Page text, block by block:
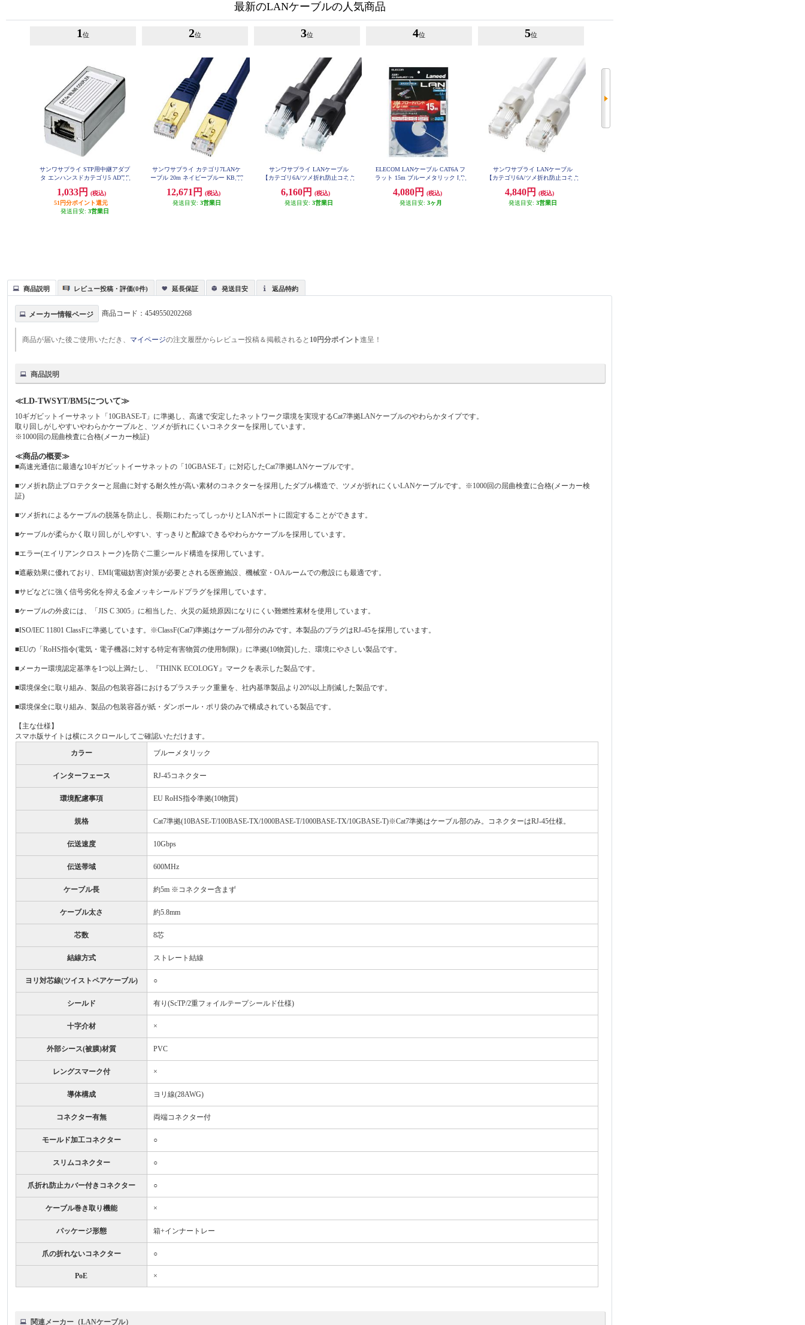
最新のLANケーブルの人気商品
1 位
サンワサプライ STP用中継アダプ
タ エンハンスドカテゴリ5 ADT-E
1,033円
(税込)
51円分ポイント還元
発送目安: 3営業日
2位
サンワサプライ カテゴリ7LANケ
ーブル 20m ネイビーブルー KB-T7
12,671円
(税込)
発送目安: 3営業日
3位
サンワサプライ LANケーブル
【カテゴリ6A/ツメ折れ防止コネク
KB-T6ATS-20BK
6,160円
(税込)
発送目安: 3営業日
4位
ELECOM LANケーブル CAT6A フ
ラット 15m ブルーメタリック LD-
4,080円
(税込)
発送目安: 3ヶ月
5位
サンワサプライ LANケーブル
【カテゴリ6A/ツメ折れ防止コネク
KB-T6ATS-15W
4,840円
(税込)
発送目安: 3営業日
商品説明 レビュー投稿・評価(0件) 延長保証 発送目安 返品特約
メーカー情報ページ 商品コード：4549550202268
商品が届いた後ご使用いただき、 マイページの注文履歴からレビュー投稿＆掲載されると 10円分ポイント進呈！
商品説明
≪LD-TWSYT/BM5について≫
10ギガビットイーサネット「10GBASE-T」に準拠し、高速で安定したネットワーク環境を実現するCat7準拠LANケーブルのやわらかタイプです。
取り回しがしやすいやわらかケーブルと、ツメが折れにくいコネクターを採用しています。
※1000回の屈曲検査に合格(メーカー検証)
≪商品の概要≫
■高速光通信に最適な10ギガビットイーサネットの「10GBASE-T」に対応したCat7準拠LANケーブルです。
■ツメ折れ防止プロテクターと屈曲に対する耐久性が高い素材のコネクターを採用したダブル構造で、ツメが折れにくいLANケーブルです。※1000回の屈曲検査に合格(メーカー検
証)
■ツメ折れによるケーブルの脱落を防止し、長期にわたってしっかりとLANポートに固定することができます。
■ケーブルが柔らかく取り回しがしやすい、すっきりと配線できるやわらかケーブルを採用しています。
■エラー(エイリアンクロストーク)を防ぐ二重シールド構造を採用しています。
■遮蔽効果に優れており、EMI(電磁妨害)対策が必要とされる医療施設、機械室・OAルームでの敷設にも最適です。
■サビなどに強く信号劣化を抑える金メッキシールドプラグを採用しています。
■ケーブルの外皮には、「JIS C 3005」に相当した、火災の延焼原因になりにくい難燃性素材を使用しています。
■ISO/IEC 11801 ClassFに準拠しています。※ClassF(Cat7)準拠はケーブル部分のみです。本製品のプラグはRJ-45を採用しています。
■EUの「RoHS指令(電気・電子機器に対する特定有害物質の使用制限)」に準拠(10物質)した、環境にやさしい製品です。
■メーカー環境認定基準を1つ以上満たし、『THINK ECOLOGY』マークを表示した製品です。
■環境保全に取り組み、製品の包装容器におけるプラスチック重量を、社内基準製品より20%以上削減した製品です。
■環境保全に取り組み、製品の包装容器が紙・ダンボール・ポリ袋のみで構成されている製品です。
【主な仕様】
スマホ版サイトは横にスクロールしてご確認いただけます。
カラー
ブルーメタリック
インターフェース RJ-45コネクター
環境配慮事項 EU RoHS指令準拠(10物質)
規格 Cat7準拠(10BASE-T/100BASE-TX/1000BASE-T/1000BASE-TX/10GBASE-T)※Cat7準拠はケーブル部のみ。コネクターはRJ-45仕様。
伝送速度 10Gbps
伝送帯域 600MHz
ケーブル長 約5m ※コネクター含まず
ケーブル太さ 約5.8mm
芯数 8芯
結線方式 ストレート結線
ヨリ対芯線(ツイストペアケーブル) ○
シールド 有り(ScTP/2重フォイルテープシールド仕様)
十字介材 ×
外部シース(被膜)材質 PVC
レングスマーク付 ×
導体構成 ヨリ線(28AWG)
コネクター有無 両端コネクター付
モールド加工コネクター ○
スリムコネクター ○
爪折れ防止カバー付きコネクター ○
ケーブル巻き取り機能 ×
パッケージ形態 箱+インナートレー
爪の折れないコネクター ○
PoE ×
関連メーカー（LANケーブル）